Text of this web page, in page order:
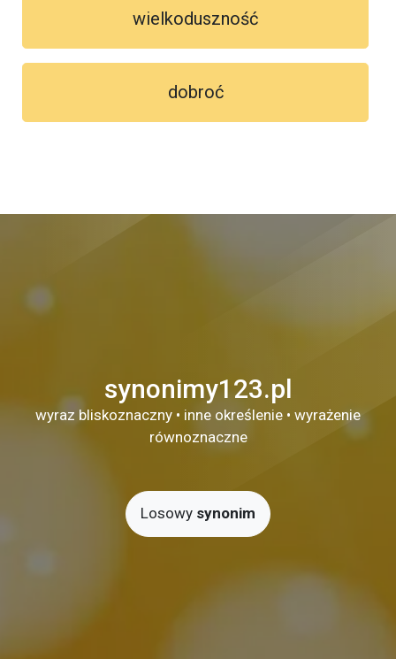
wielkoduszność
dobroć
synonimy123.pl
wyraz bliskoznaczny • inne określenie • wyrażenie
równoznaczne
Losowy synonim